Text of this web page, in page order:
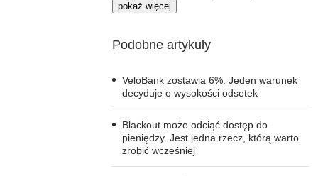
pokaż więcej
Podobne artykuły
VeloBank zostawia 6%. Jeden warunek
decyduje o wysokości odsetek
Blackout może odciąć dostęp do
pieniędzy. Jest jedna rzecz, którą warto
zrobić wcześniej